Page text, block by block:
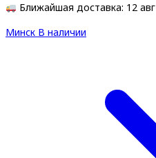
Ближайшая доставка: 12 авг
Минск В наличии